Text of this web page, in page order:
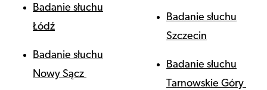
Badanie słuchu
Łódź
Badanie słuchu
Nowy Sącz
Badanie słuchu
Szczecin
Badanie słuchu
Tarnowskie Góry